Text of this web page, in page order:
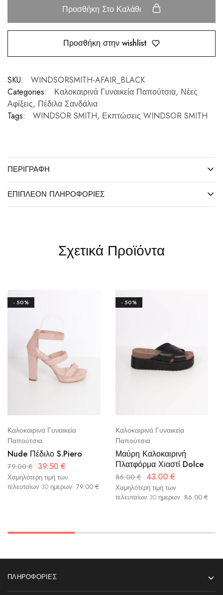
Προσθήκη Στο Καλάθι
Προσθήκη στην wishlist
SKU:
WINDSORSMITH-AFAIR_BLACK
Categories:
Καλοκαιρινά Γυναικεία Παπούτσια, Νέες
Αφίξεις, Πέδιλα Σανδάλια
Tags:
WINDSOR SMITH, Εκπτώσεις WINDSOR SMITH
ΠΕΡΙΓΡΑΦΉ
ΕΠΙΠΛΈΟΝ ΠΛΗΡΟΦΟΡΊΕΣ
Σχετικά Προϊόντα
- 50%
Καλοκαιρινά Γυναικεία
Παπούτσια
Nude Πέδιλο S.Piero
79.00€ 39.50 €
Χαμηλότερη τιμή των
τελευταίων 30 ημερων: 79.00 €
- 50%
Καλοκαιρινά Γυναικεία
Παπούτσια
Μαύρη Καλοκαιρινή
Πλατφόρμα Χιαστί Dolce
86.00€ 43.00 €
Χαμηλότερη τιμή των
τελευταίων 30 ημερων: 86.00 €
ΠΛΗΡΟΦΟΡΊΕΣ